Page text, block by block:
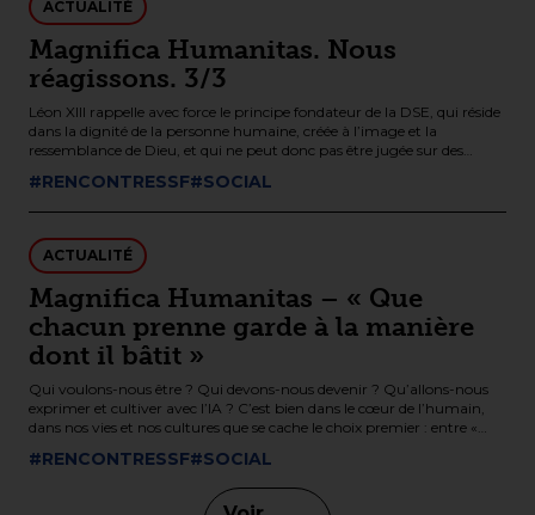
ACTUALITÉ
Magnifica Humanitas. Nous
réagissons. 3/3
Léon XIII rappelle avec force le principe fondateur de la DSE, qui réside
dans la dignité de la personne humaine, créée à l’image et la
ressemblance de Dieu, et qui ne peut donc pas être jugée sur des
un matériau.
#RENCONTRESSF#SOCIAL
ACTUALITÉ
Magnifica Humanitas – « Que
chacun prenne garde à la manière
dont il bâtit »
Qui voulons-nous être ? Qui devons-nous devenir ? Qu’allons-nous
exprimer et cultiver avec l’IA ? C’est bien dans le cœur de l’humain,
dans nos vies et nos cultures que se cache le choix premier : entre «
Babel et reconstruire Jérusalem ; entre un pouvoir qui prétend
dominer le ciel et un peuple qui, en présence de Dieu, se met à
travailler de manière unie pour relever les murs de la coexistence
#RENCONTRESSF#SOCIAL